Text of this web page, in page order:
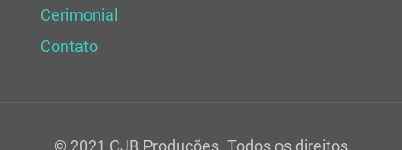
Cerimonial
Contato
© 2021 CJB Produções. Todos os direitos